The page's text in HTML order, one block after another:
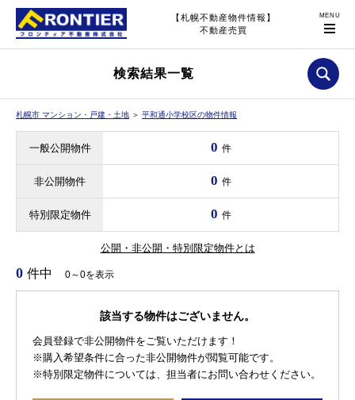
【札幌不動産物件情報】
不動産売買
検索結果一覧
札幌市 マンション・戸建・土地 ＞ 平和通小学校区の物件情報
一般公開物件 0 件
非公開物件 0 件
特別限定物件 0 件
公開・非公開・特別限定物件とは
0 件中 0～0を表示
該当する物件はございません。
会員登録で非公開物件をご覧いただけます！
※購入希望条件に合った非公開物件が閲覧可能です。
※特別限定物件については、担当者にお問い合わせください。